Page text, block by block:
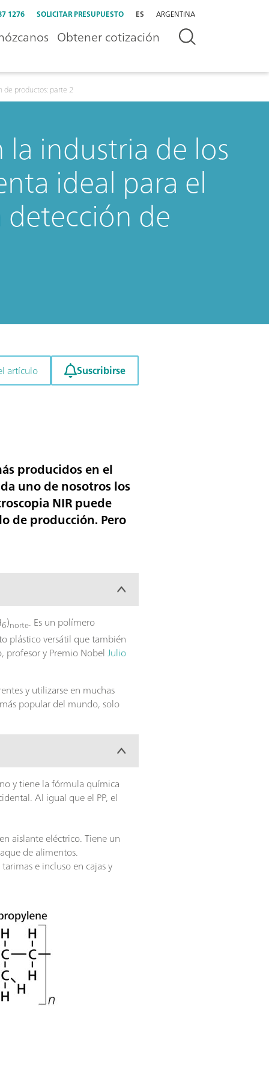
1276 SOLICITAR PRESUPUESTO ES ARGENTINA
Obtener cotización
productos: parte 2
la industria de los
ideal para el
de
artículo Suscribirse
producidos en el
uno de nosotros los
NIR puede
de producción. Pero
6)norte. Es un polímero
plástico versátil que también
profesor y Premio NobelJulio
y utilizarse en muchas
popular del mundo, solo
y tiene la fórmula química
Al igual que el PP, el
aislante eléctrico. Tiene un
de alimentos.
e incluso en cajas y